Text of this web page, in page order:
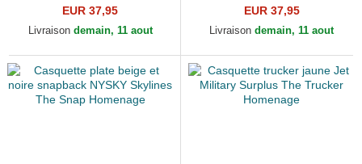
The Retro Homenage
EUR 37,95
Livraison demain, 11 aout
The Retro Homenage
EUR 37,95
Livraison demain, 11 aout